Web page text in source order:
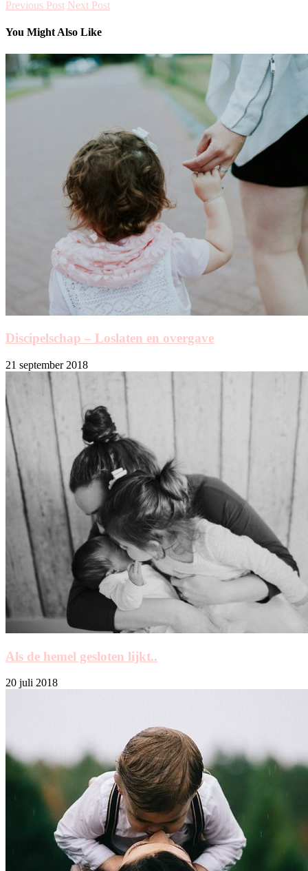
Previous Post Next Post
You Might Also Like
Discipelschap – Loslaten en overgave
21 september 2018
Als de hemel gesloten lijkt..
20 juli 2018